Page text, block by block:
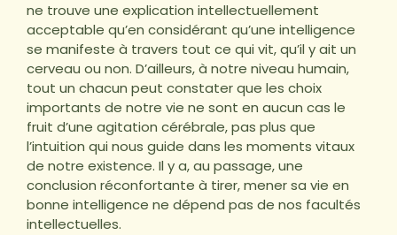
ne trouve une explication intellectuellement
acceptable qu’en considérant qu’une intelligence
se manifeste à travers tout ce qui vit, qu’il y ait un
cerveau ou non. D’ailleurs, à notre niveau humain,
tout un chacun peut constater que les choix
importants de notre vie ne sont en aucun cas le
fruit d’une agitation cérébrale, pas plus que
l’intuition qui nous guide dans les moments vitaux
de notre existence. Il y a, au passage, une
conclusion réconfortante à tirer, mener sa vie en
bonne intelligence ne dépend pas de nos facultés
intellectuelles.